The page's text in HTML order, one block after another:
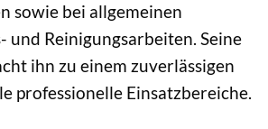
sowie bei allgemeinen
und Reinigungsarbeiten. Seine
ihn zu einem zuverlässigen
professionelle Einsatzbereiche.